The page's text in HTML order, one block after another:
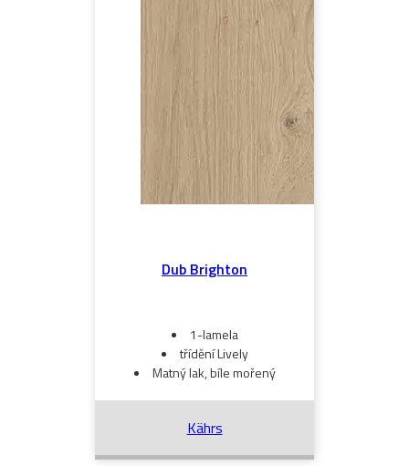
Dub Brighton
1-lamela
třídění Lively
Matný lak, bíle mořený
Kährs